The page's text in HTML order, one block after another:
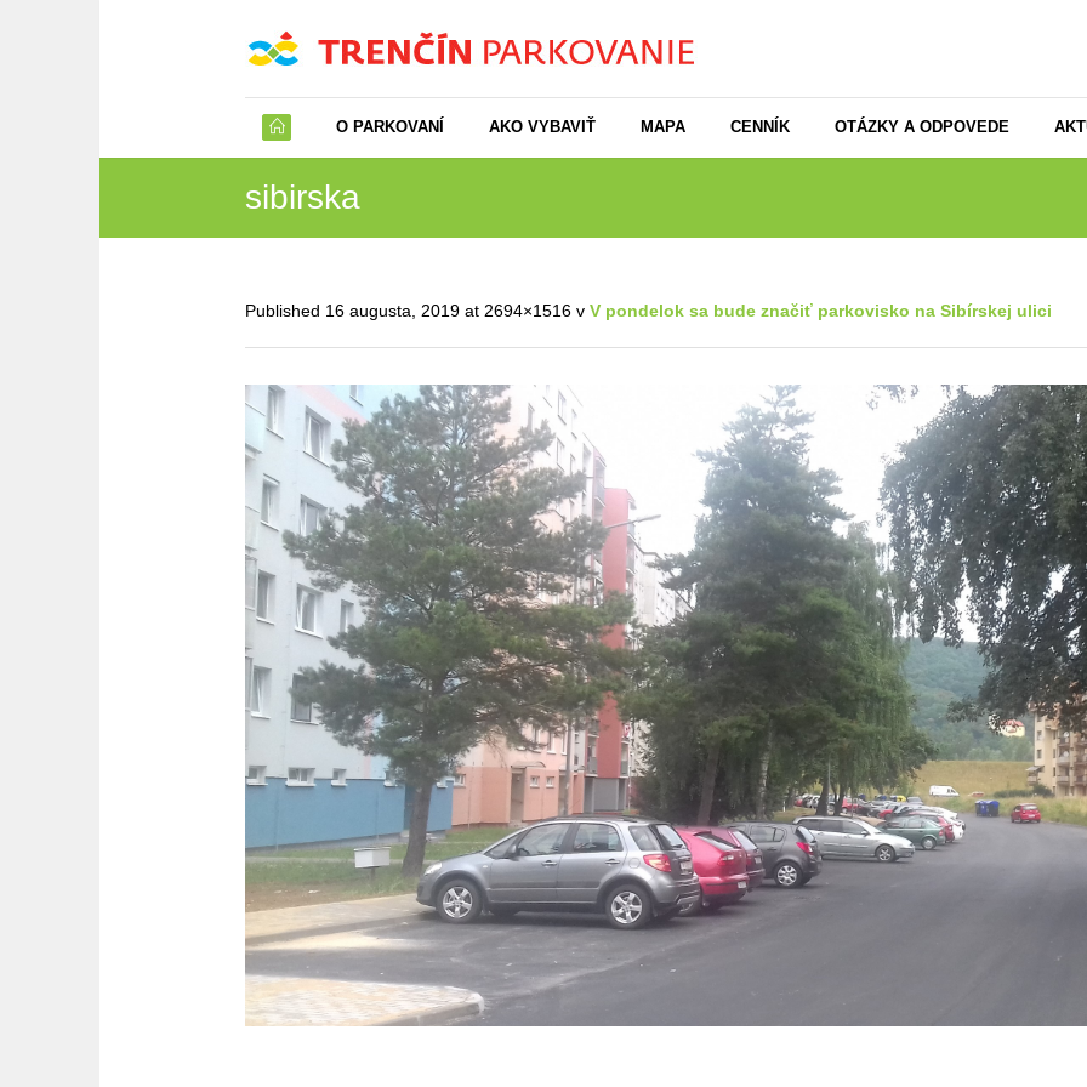
O PARKOVANÍ AKO VYBAVIŤ MAPA CENNÍK OTÁZKY A ODPOVEDE
sibirska
Published 16 augusta, 2019 at 2694×1516 v V pondelok sa bude značiť parkovisko na Sibírskej ulici